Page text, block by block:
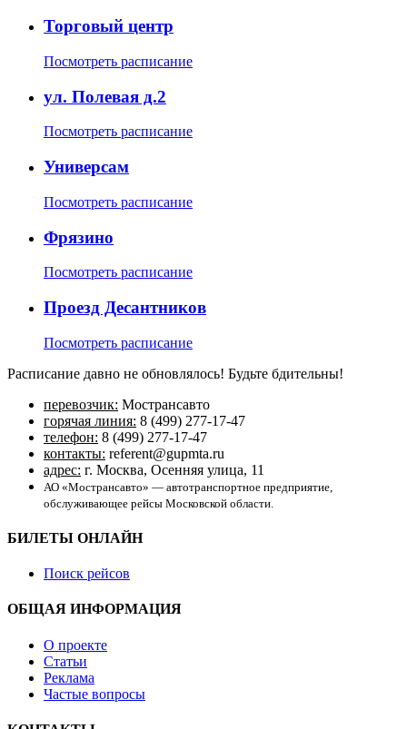
Торговый центр
Посмотреть расписание
ул. Полевая д.2
Посмотреть расписание
Универсам
Посмотреть расписание
Фрязино
Посмотреть расписание
Проезд Десантников
Посмотреть расписание
Расписание давно не обновлялось! Будьте бдительны!
перевозчик: Мострансавто
горячая линия: 8 (499) 277-17-47
телефон: 8 (499) 277-17-47
контакты: referent@gupmta.ru
адрес: г. Москва, Осенняя улица, 11
АО «Мострансавто» — автотранспортное предприятие,
обслуживающее рейсы Московской области.
БИЛЕТЫ ОНЛАЙН
Поиск рейсов
ОБЩАЯ ИНФОРМАЦИЯ
О проекте
Статьи
Реклама
Частые вопросы